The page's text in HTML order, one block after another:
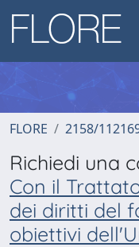
FLORE 2158/
Richiedi una
Con il
dei diritti del
obiettivi